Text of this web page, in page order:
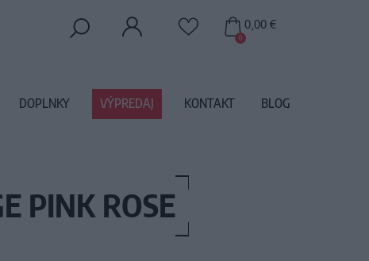
PINK ROSE
0
0,00 €
DOPLNKY VÝPREDAJ KONTAKT BLOG